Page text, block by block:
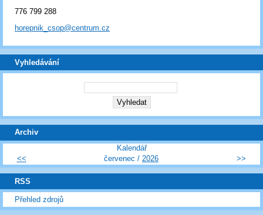
776 799 288
horepnik_csop@centrum.cz
Vyhledávání
Archiv
Kalendář
<<
červenec / 2026 >>
RSS
Přehled zdrojů